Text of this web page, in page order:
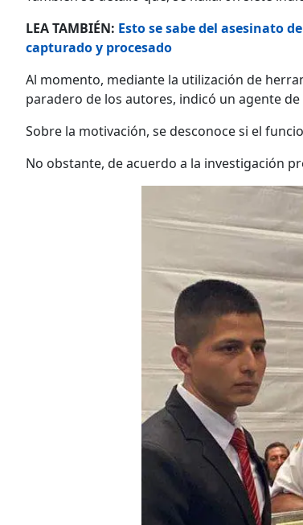
LEA TAMBIÉN: Esto se sabe del asesinato
capturado y procesado
Al momento, mediante la utilización de
paradero de los autores, indicó un agente de
Sobre la motivación, se desconoce si el
No obstante, de acuerdo a la investigación